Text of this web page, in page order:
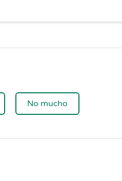
No mucho